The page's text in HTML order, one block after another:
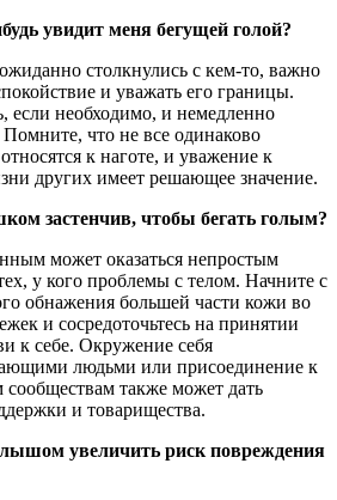
увидит меня бегущей голой?
столкнулись с кем-то, важно
и уважать его границы.
если необходимо, и немедленно
что не все одинаково
к наготе, и уважение к
других имеет решающее значение.
застенчив, чтобы бегать голым?
может оказаться непростым
у кого проблемы с телом. Начните с
обнажения большей части кожи во
и сосредоточьтесь на принятии
к себе. Окружение себя
людьми или присоединение к
сообществам также может дать
и товарищества.
увеличить риск повреждения